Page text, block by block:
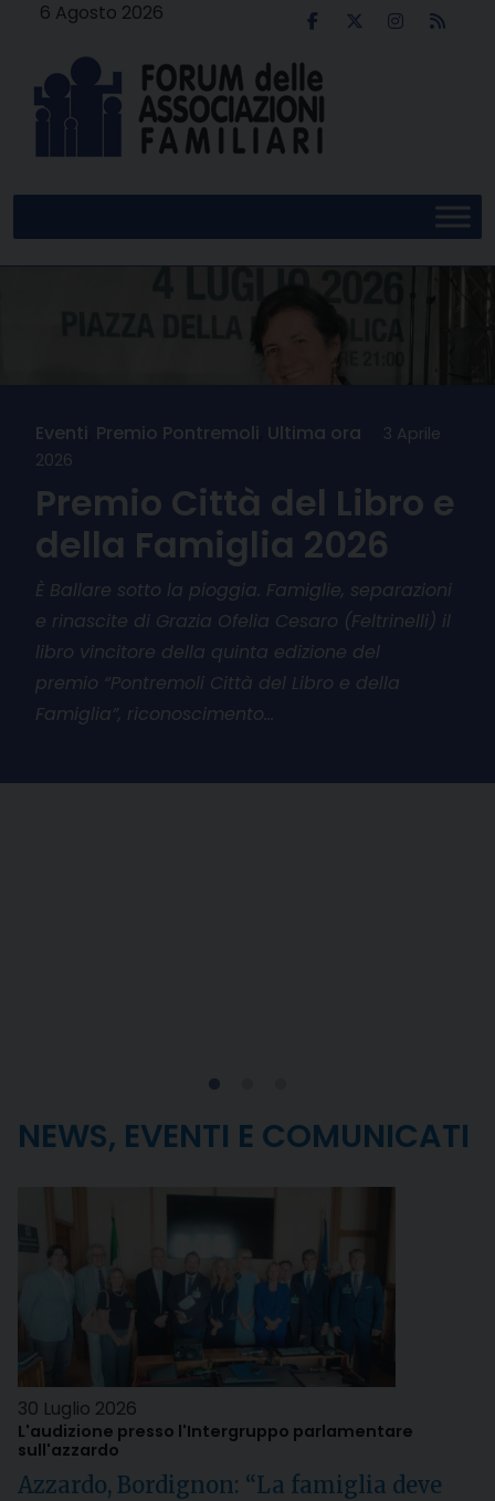
6 Agosto 2026
Eventi Premio Pontremoli Ultima ora
3 Aprile
2026
Premio Città del Libro e
della Famiglia 2026
È Ballare sotto la pioggia. Famiglie, separazioni
e rinascite di Grazia Ofelia Cesaro (Feltrinelli) il
libro vincitore della quinta edizione del
premio “Pontremoli Città del Libro e della
Famiglia”, riconoscimento…
NEWS, EVENTI E COMUNICATI
30 Luglio 2026
L'audizione presso l'Intergruppo parlamentare
sull'azzardo
Azzardo, Bordignon: “La famiglia deve